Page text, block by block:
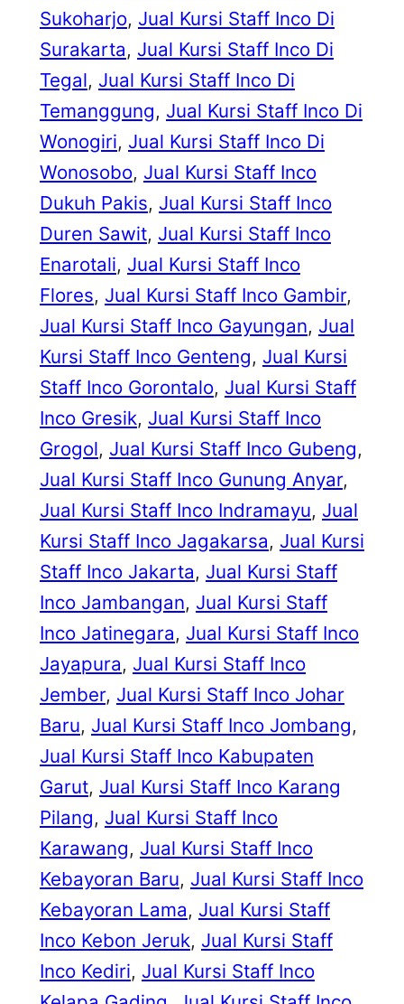
Sukoharjo, Jual Kursi Staff Inco Di
Surakarta, Jual Kursi Staff Inco Di
Tegal, Jual Kursi Staff Inco Di
Temanggung, Jual Kursi Staff Inco Di
Wonogiri, Jual Kursi Staff Inco Di
Wonosobo, Jual Kursi Staff Inco
Dukuh Pakis, Jual Kursi Staff Inco
Duren Sawit, Jual Kursi Staff Inco
Enarotali, Jual Kursi Staff Inco
Flores, Jual Kursi Staff Inco Gambir
Jual Kursi Staff Inco Gayungan, Jual
Kursi Staff Inco Genteng, Jual Kursi
Staff Inco Gorontalo, Jual Kursi Staff
Inco Gresik, Jual Kursi Staff Inco
Grogol, Jual Kursi Staff Inco Gubeng
Jual Kursi Staff Inco Gunung Anyar
Jual Kursi Staff Inco Indramayu, Jual
Kursi Staff Inco Jagakarsa, Jual Kursi
Staff Inco Jakarta, Jual Kursi Staff
Inco Jambangan, Jual Kursi Staff
Inco Jatinegara, Jual Kursi Staff Inco
Jayapura, Jual Kursi Staff Inco
Jember, Jual Kursi Staff Inco Johar
Baru, Jual Kursi Staff Inco Jombang
Jual Kursi Staff Inco Kabupaten
Garut, Jual Kursi Staff Inco Karang
Pilang, Jual Kursi Staff Inco
Karawang, Jual Kursi Staff Inco
Kebayoran Baru, Jual Kursi Staff Inco
Kebayoran Lama, Jual Kursi Staff
Inco Kebon Jeruk, Jual Kursi Staff
Inco Kediri, Jual Kursi Staff Inco